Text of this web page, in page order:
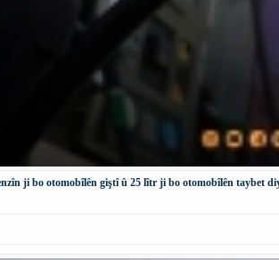
ji bo otomobîlên giştî û 25 lîtr ji bo otomobîlên taybet